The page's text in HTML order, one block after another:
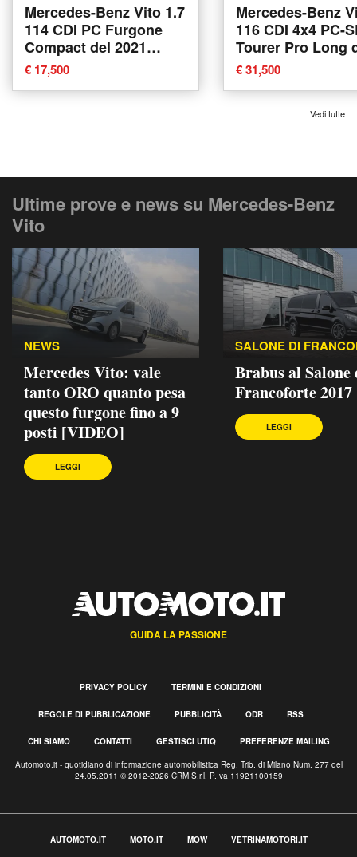
Mercedes-Benz Vito 1.7
114 CDI PC Furgone
Compact del 2021
usata
€ 17,500
Mercedes-Benz
116 CDI 4x4 PC-
Tourer Pro Long
2021 usata a
€ 31,500
Vedi tutte
Ultime prove e news su Mercedes-Benz
Vito
NEWS
Mercedes Vito: vale
tanto ORO quanto pesa
questo furgone fino a 9
posti [VIDEO]
LEGGI
SALONE DI
Brabus al Salone
Francoforte 2017
LEGGI
GUIDA LA PASSIONE
PRIVACY POLICY TERMINI E CONDIZIONI
REGOLE DI PUBBLICAZIONE PUBBLICITÀ ODR RSS
CHI SIAMO CONTATTI GESTISCI UTIQ PREFERENZE MAILING
Automoto.it - quotidiano di informazione automobilistica Reg. Trib. di Milano Num. 277 del
24.05.2011 © 2012-2026 CRM S.r.l. P.Iva 11921100159
AUTOMOTO.IT MOTO.IT MOW VETRINAMOTORI.IT